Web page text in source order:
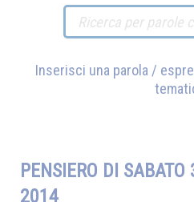
Inserisci una parola /
PENSIERO DI
2014